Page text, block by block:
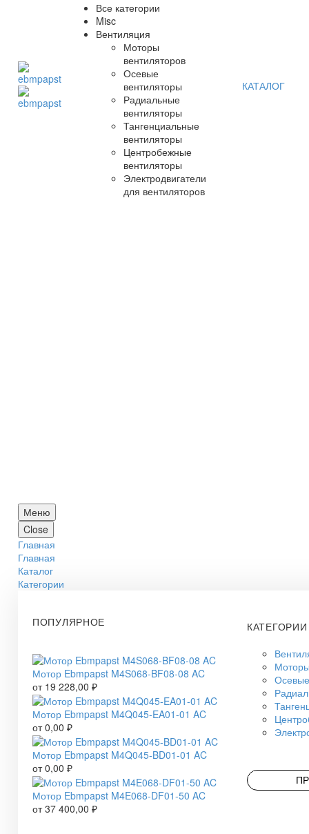
Все категории
Misc
Вентиляция
Моторы
вентиляторов
Осевые
вентиляторы
Радиальные
вентиляторы
Тангенциальные
вентиляторы
Центробежные
вентиляторы
Электродвигатели
для вентиляторов
КАТАЛОГ
Меню
Close
Главная
Главная
Каталог
Категории
ПОПУЛЯРНОЕ
Мотор Ebmpapst M4S068-BF08-08 AC
от 19 228,00 ₽
Мотор Ebmpapst M4Q045-EA01-01 AC
от0,00 ₽
Мотор Ebmpapst M4Q045-BD01-01 AC
от0,00 ₽
Мотор Ebmpapst M4E068-DF01-50 AC
от37 400,00 ₽
КАТЕГОРИИ